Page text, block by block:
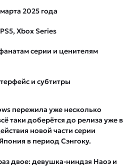
2025 года
Xbox Series
серии и ценителям
и субтитры
пережила уже несколько
таки доберётся до релиза уже в
новой части серии
в период Сэнгоку.
двое: девушка-ниндзя Наоэ и